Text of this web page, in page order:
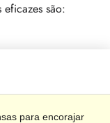
são:
para encorajar